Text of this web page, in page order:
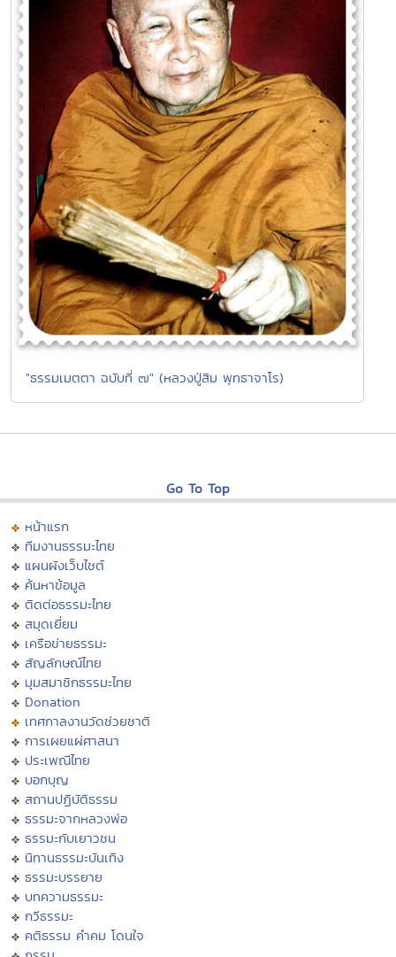
"ธรรมเมตตา ฉบับที่ ๗" (หลวงปู่สิม พุทธาจาโร)
Go To Top
หน้าแรก
ทีมงานธรรมะไทย
แผนผังเว็บไซต์
ค้นหาข้อมูล
ติดต่อธรรมะไทย
สมุดเยี่ยม
เครือข่ายธรรมะ
สัญลักษณ์ไทย
มุมสมาชิกธรรมะไทย
Donation
เทศกาลงานวัดช่วยชาติ
การเผยแผ่ศาสนา
ประเพณีไทย
บอกบุญ
สถานปฏิบัติธรรม
ธรรมะจากหลวงพ่อ
ธรรมะกับเยาวชน
นิทานธรรมะบันเทิง
ธรรมะบรรยาย
บทความธรรมะ
กวีธรรมะ
คติธรรม คำคม โดนใจ